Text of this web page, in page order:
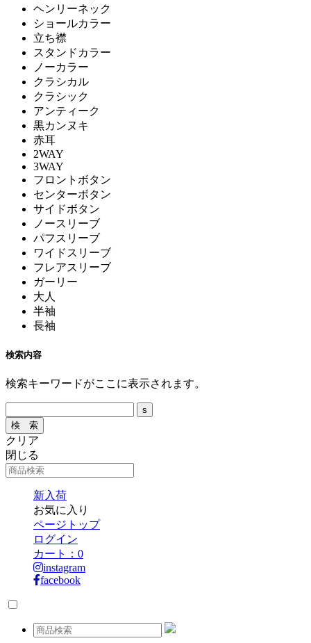
ヘンリーネック
ショールカラー
立ち襟
スタンドカラー
ノーカラー
クラシカル
クラシック
アンティーク
黒カンヌキ
赤耳
2WAY
3WAY
フロントボタン
センターボタン
サイドボタン
ノースリーブ
パフスリーブ
ワイドスリーブ
フレアスリーブ
ガーリー
大人
半袖
長袖
検索内容
検索キーワードがここに表示されます。
クリア
閉じる
新入荷
お気に入り
ページトップ
ログイン
カート： 0
instagram
facebook